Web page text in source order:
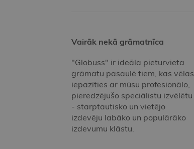
Vairāk nekā grāmatnīca
"Globuss" ir ideāla pieturvieta
grāmatu pasaulē tiem, kas vēlas
iepazīties ar mūsu profesionālo,
pieredzējušo speciālistu izvēlētu
- starptautisko un vietējo
izdevēju labāko un populārāko
izdevumu klāstu.